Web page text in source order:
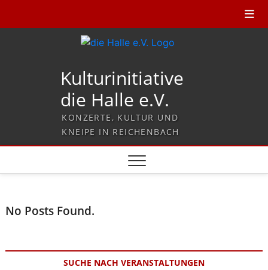
Kulturinitiative
die Halle e.V.
KONZERTE, KULTUR UND
KNEIPE IN REICHENBACH
No Posts Found.
SUCHE NACH VERANSTALTUNGEN